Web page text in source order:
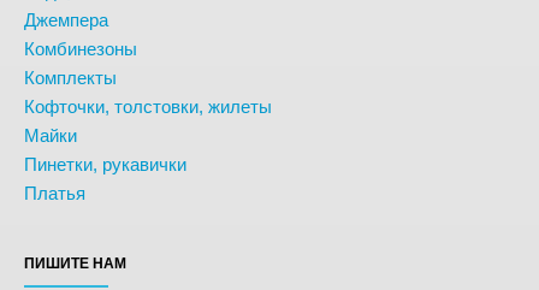
Джемпера
Комбинезоны
Комплекты
Кофточки, толстовки, жилеты
Майки
Пинетки, рукавички
Платья
ПИШИТЕ НАМ